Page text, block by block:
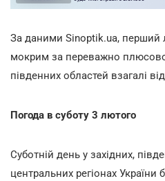
За даними Sinoptik.ua, перший
мокрим за переважно
південних областей взагалі
Погода в суботу 3 лютого
Суботній день у західних,
центральних регіонах